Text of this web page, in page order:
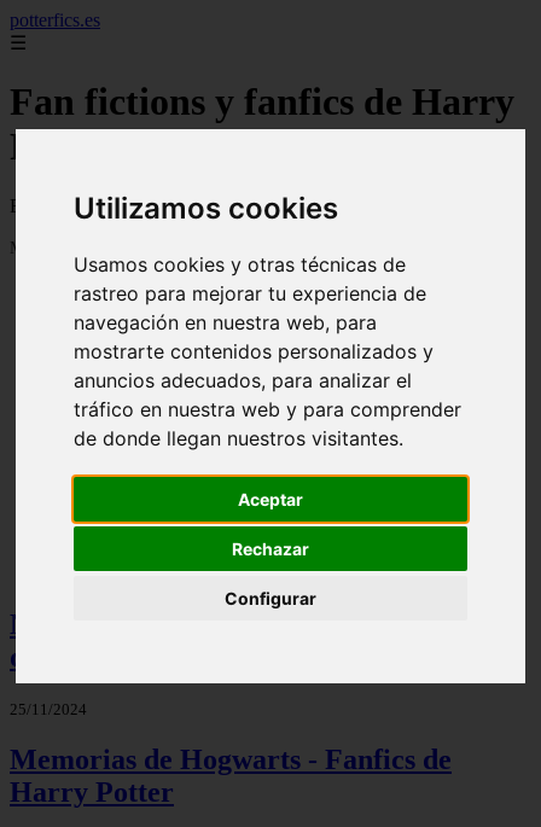
Utilizamos cookies
Usamos cookies y otras técnicas de
rastreo para mejorar tu experiencia de
navegación en nuestra web, para
mostrarte contenidos personalizados y
anuncios adecuados, para analizar el
tráfico en nuestra web y para comprender
de donde llegan nuestros visitantes.
Aceptar
Rechazar
Configurar
potterfics.es
☰
Fan fictions y fanfics de Harry
Potter en Español - Página 142
Fan fictions y fanfics de Harry Potter en Español
Mostrando 3385 - 3408 de 3915 artículos
Otra vez - Potterfics, tu versión de la historia
No necesito mirar - Potterfics, tu versión
de la historia
25/11/2024
Memorias de Hogwarts - Fanfics de
Harry Potter